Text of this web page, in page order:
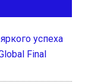
успеха
Final